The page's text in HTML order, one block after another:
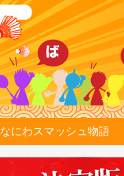
なにわスマッシュ物語